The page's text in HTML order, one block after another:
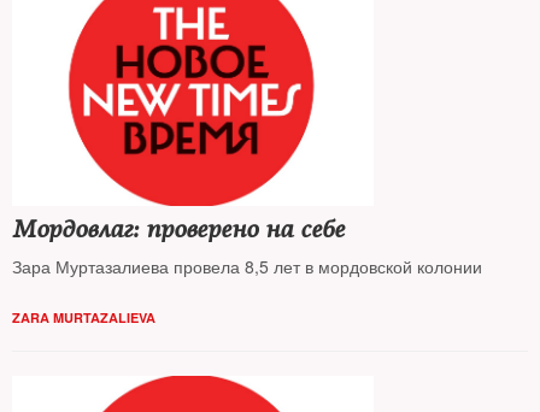
Мордовлаг: проверено на себе
Зара Муртазалиева провела 8,5 лет в мордовской колонии
ZARA MURTAZALIEVA